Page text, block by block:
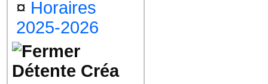
¤ Horaires
2025-2026
Détente Créa